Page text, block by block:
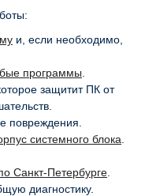
и, если необходимо,
программы
защитит ПК от
повреждения.
системного блока
Санкт-Петербурге
диагностику.